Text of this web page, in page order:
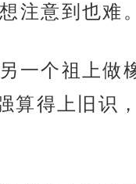
注意到也难
一个祖上做
算得上旧识